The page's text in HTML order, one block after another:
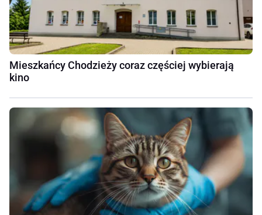
Mieszkańcy Chodzieży coraz częściej wybierają
kino